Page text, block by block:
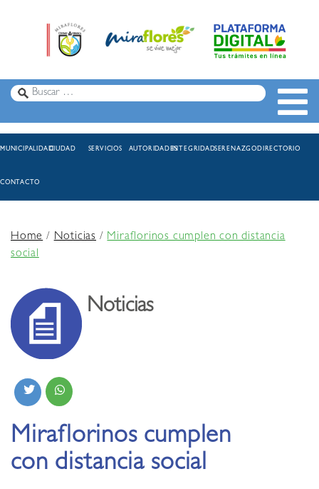
MUNICIPALIDADCIUDAD SERVICIOS AUTORIDADESINTEGRIDADSERENAZGODIRECTORIO
CONTACTO
Home/Noticias /Miraflorinos cumplen con distancia
social
Noticias
Miraflorinos cumplen
con distancia social